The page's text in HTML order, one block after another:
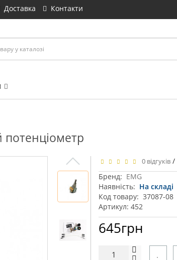
Доставка Контакти
потенціометр
0 відгуків /
Бренд: EMG
Наявність: На складі
Код товару: 37087-08
Артикул: 452
645грн